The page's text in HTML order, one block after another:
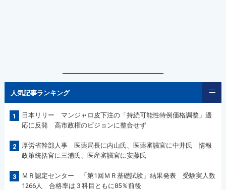
人気記事ランキング
1
日本リリー マンジャロ皮下注の「持続可能性特例価格調整」適
応に反発 高市政権のビジョンに整合せず
2
厚労省幹部人事 医薬局長に内山氏、医薬審議官に中井氏 情報
政策統括官に三浦氏、医産審議官に安藤氏
3
ＭＲ認定センター 「第1回ＭＲ基礎試験」結果発表 受験実人数
1266人 合格率は３科目ともに85％前後